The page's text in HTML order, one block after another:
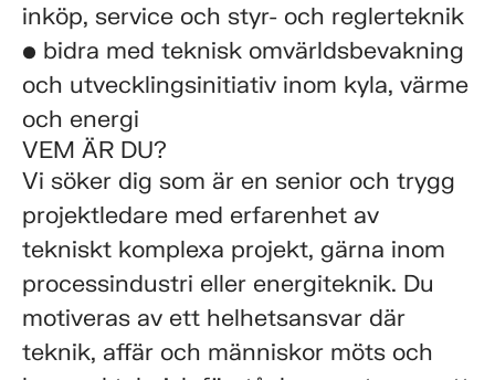
inköp, service och styr- och reglerteknik
• bidra med teknisk omvärldsbevakning
och utvecklingsinitiativ inom kyla, värme
och energi
VEM ÄR DU?
Vi söker dig som är en senior och trygg
projektledare med erfarenhet av
tekniskt komplexa projekt, gärna inom
processindustri eller energiteknik. Du
motiveras av ett helhetsansvar där
teknik, affär och människor möts och